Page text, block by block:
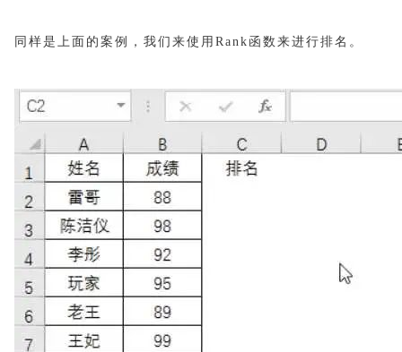
同样是上面的案例，我们来使用Rank函数来进行排名。